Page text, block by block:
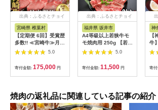
出典：ふるさとチョイ
宮崎県 椎葉村
【定期便 6回】受賞歴
多数!! ≪宮崎牛≫月に
一度のお楽しみ定期便
【総重量4.75Kg】
【ステーキ・焼肉・す
き焼き・しゃぶしゃ
ぶ】送料無料 宮崎県
県産 ブランド牛 牛肉
牛 和牛 肉 肩ロース
ヒレ もも ロース うで
5.0
寄付金額: 175,000 円
出典：ふるさとチョイ
福井県 坂井市
A4等級以上若狭牛モ
モ焼肉用 250g 【若狭
牛 焼肉 焼き肉 A4 等
級 国産和牛 黒毛和牛
黒毛和種 ブランド牛
和牛 肉 牛 牛肉 もも
肉 モモ肉 坂井市 福井
10702]
5.0
寄付金額: 11,500 円
神
【
牛
が
落
寄
焼肉の返礼品に関連している記事の紹介